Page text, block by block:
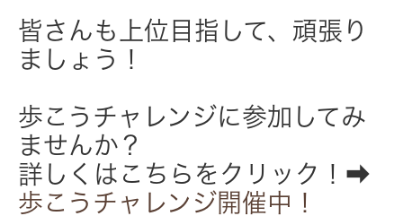
皆さんも上位目指して、頑張り
ましょう！
歩こうチャレンジに参加してみ
ませんか？
詳しくはこちらをクリック！➡
歩こうチャレンジ開催中！